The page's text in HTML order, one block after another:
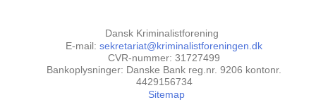
Dansk Kriminalistforening
E-mail: sekretariat@kriminalistforeningen.dk
CVR-nummer: 31727499
Bankoplysninger: Danske Bank reg.nr. 9206 kontonr.
4429156734
Sitemap